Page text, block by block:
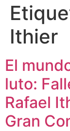
Ithier
El
luto:
Rafael
Gran